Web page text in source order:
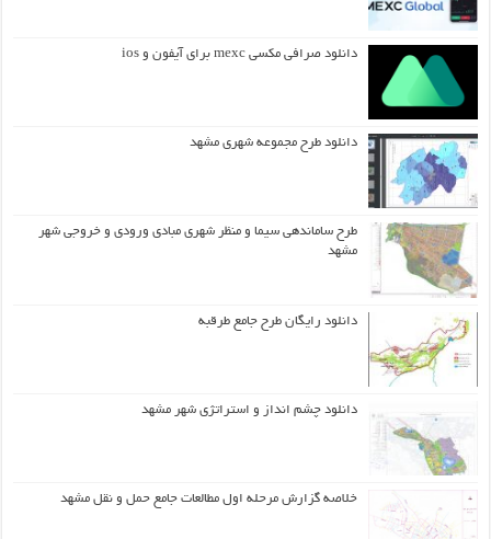
دانلود صرافی مکسی mexc برای آیفون و ios
دانلود طرح مجموعه شهری مشهد
طرح ساماندهی سیما و منظر شهری مبادی ورودی و خروجی شهر
مشهد
دانلود رایگان طرح جامع طرقبه
دانلود چشم انداز و استراتژی شهر مشهد
خلاصه گزارش مرحله اول مطالعات جامع حمل و نقل مشهد